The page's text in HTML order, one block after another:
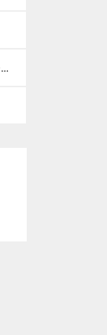
Bandırmaspor’un Yanındayız Demekle Olmuyor!